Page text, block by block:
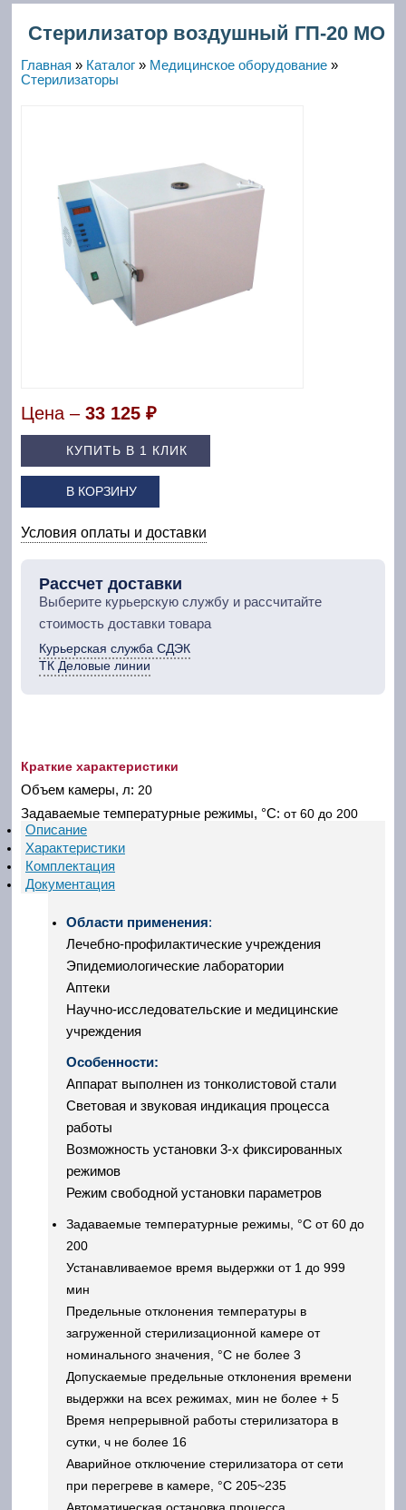
Стерилизатор воздушный ГП-20 МО
Главная » Каталог » Медицинское оборудование »
Стерилизаторы
Цена – 33 125 ₽
КУПИТЬ В 1 КЛИК
В КОРЗИНУ
Условия оплаты и доставки
Рассчет доставки
Выберите курьерскую службу и рассчитайте
стоимость доставки товара
Курьерская служба СДЭК
ТК Деловые линии
Краткие характеристики
Объем камеры, л: 20
Задаваемые температурные режимы, °С: от 60 до 200
Описание
Характеристики
Комплектация
Документация
Области применения:
Лечебно-профилактические учреждения
Эпидемиологические лаборатории
Аптеки
Научно-исследовательские и медицинские
учреждения
Особенности:
Аппарат выполнен из тонколистовой стали
Световая и звуковая индикация процесса
работы
Возможность установки 3-х фиксированных
режимов
Режим свободной установки параметров
Задаваемые температурные режимы, °С от 60 до
200
Устанавливаемое время выдержки от 1 до 999
мин
Предельные отклонения температуры в
загруженной стерилизационной камере от
номинального значения, °С не более 3
Допускаемые предельные отклонения времени
выдержки на всех режимах, мин не более + 5
Время непрерывной работы стерилизатора в
сутки, ч не более 16
Аварийное отключение стерилизатора от сети
при перегреве в камере, °С 205~235